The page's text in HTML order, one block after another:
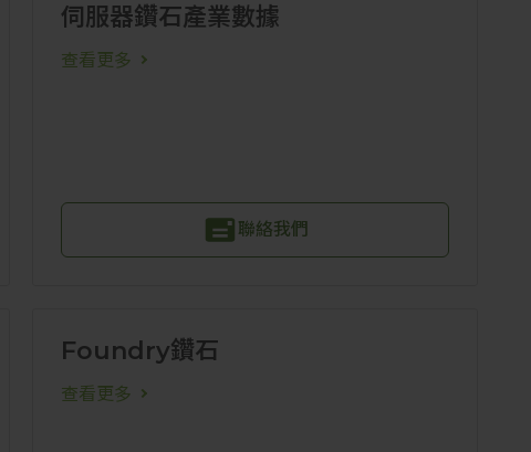
伺服器鑽石產業數據
查看更多
聯絡我們
Foundry鑽石
查看更多